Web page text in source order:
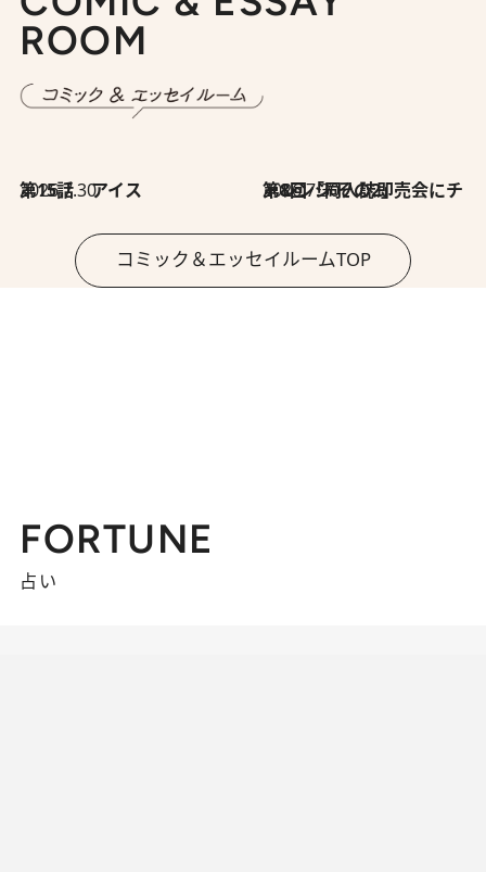
ROOM
2026.7.30
第15話 アイス 2026.7.30
第8回「同人誌即売会にチャレンジ その2」
コミック＆エッセイルームTOP
FORTUNE
占い